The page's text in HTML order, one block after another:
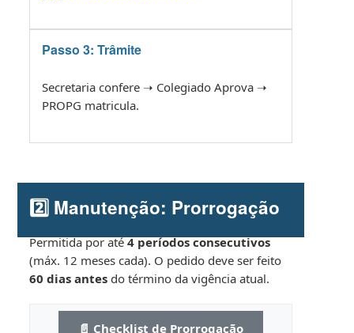
Passo 3: Trâmite
Secretaria confere ➝ Colegiado Aprova ➝
PROPG matricula.
2️⃣ Manutenção: Prorrogação
Permitida por até4 períodos consecutivos
(máx. 12 meses cada). O pedido deve ser feito
60 dias antes do término da vigência atual.
📄 Checklist de Prorrogação